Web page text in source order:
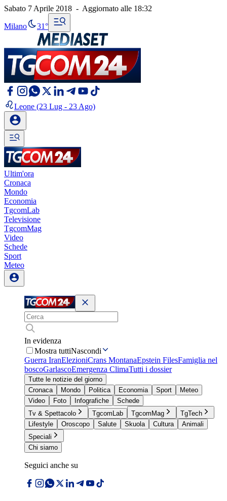
Sabato 7 Aprile 2018 - Aggiornato alle 18:32
Milano 31°
Leone (23 Lug - 23 Ago)
Ultim'ora
Cronaca
Mondo
Economia
TgcomLab
Televisione
TgcomMag
Video
Schede
Sport
Meteo
In evidenza
Mostra tuttiNascondi
Guerra IranElezioniCrans MontanaEpstein FilesFamiglia nel
boscoGarlascoEmergenza ClimaTutti i dossier
Tutte le notizie del giorno
Cronaca
Mondo Politica Economia Sport
Meteo
Video
Foto Infografiche
Schede
Tv & Spettacolo
TgcomLab TgcomMag
TgTech
Lifestyle
Oroscopo Salute Skuola Cultura
Animali
Speciali
Chi siamo
Seguici anche su